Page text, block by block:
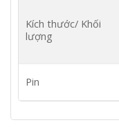
Kích thước/ Khối
lượng
Pin